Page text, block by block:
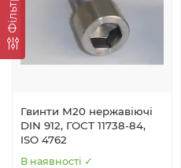
Фільтр
Гвинти М20 нержавіючі
DIN 912, ГОСТ 11738-84,
ISO 4762
В наявності ✓